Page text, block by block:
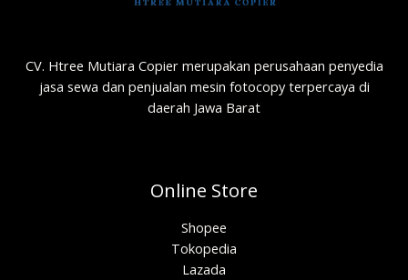
CV. Htree Mutiara Copier merupakan perusahaan penyedia
jasa sewa dan penjualan mesin fotocopy terpercaya di
daerah Jawa Barat
Online Store
Shopee
Tokopedia
Lazada